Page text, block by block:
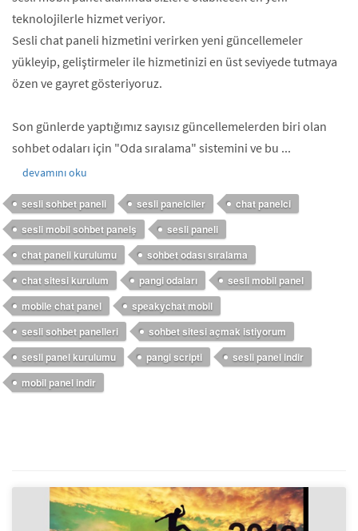
teknolojilerle hizmet veriyor.
Sesli chat paneli hizmetini verirken yeni güncellemeler
yükleyip, geliştirmeler ile hizmetinizi en üst seviyede tutmaya
özen ve gayret gösteriyoruz.
Son günlerde yaptığımız sayısız güncellemelerden biri olan
sohbet odaları için "Oda sıralama" sistemini ve bu ...
devamını oku
sesli sohbet paneli sesli panelciler
chat panelci
sesli mobil sohbet panelş
sesli paneli
chat paneli kurulumu
sohbet odası sıralama
chat sitesi kurulum
pangi odaları
sesli mobil panel
mobile chat panel
speakychat mobil
sesli sohbet panelleri
sohbet sitesi açmak istiyorum
sesli panel kurulumu
pangi scripti
sesli panel indir
mobil panel indir